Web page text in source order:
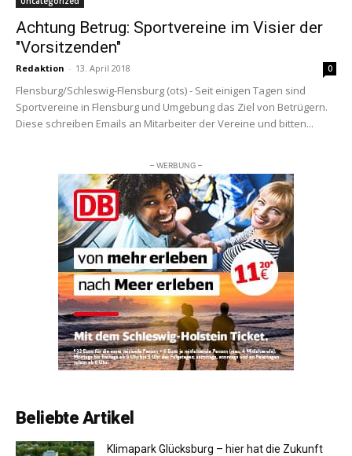
Achtung Betrug: Sportvereine im Visier der
"Vorsitzenden"
Redaktion - 13. April 2018 0
Flensburg/Schleswig-Flensburg (ots) - Seit einigen Tagen sind
Sportvereine in Flensburg und Umgebung das Ziel von Betrügern.
Diese schreiben Emails an Mitarbeiter der Vereine und bitten...
– WERBUNG –
Beliebte Artikel
Klimapark Glücksburg – hier hat die Zukunft